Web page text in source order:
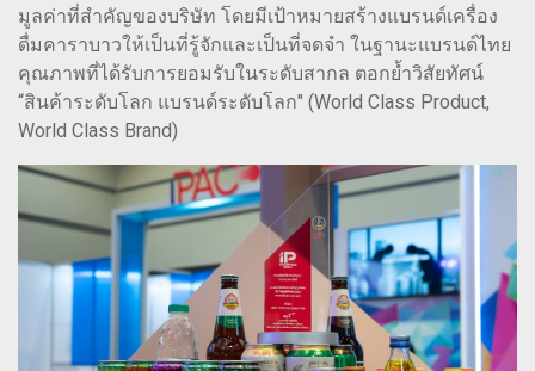
มูลค่าที่สำคัญของบริษัท โดยมีเป้าหมายสร้างแบรนด์เครื่อง
ดื่มคาราบาวให้เป็นที่รู้จักและเป็นที่จดจำ ในฐานะแบรนด์ไทย
คุณภาพที่ได้รับการยอมรับในระดับสากล ตอกย้ำวิสัยทัศน์
“สินค้าระดับโลก แบรนด์ระดับโลก" (World Class Product,
World Class Brand)